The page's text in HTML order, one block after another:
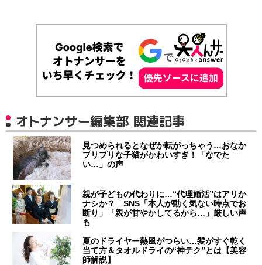
オトナンサー編集部 関連記事
見つめられるとなぜか転がっちゃう…おなか
プリプリな子猫がかわいすぎ！「なでた
い…」の声
親が子どもの代わりに…“代理婚活”はアリか
ナシか？ SNS「本人が動く気ない時点でお
断り」「親が甘やかしてるから…」厳しい声
も
夏のドライヤー熱風がつらい…髪がすぐ乾く
当て方＆タオルドライの“神テク”とは【美容
師解説】